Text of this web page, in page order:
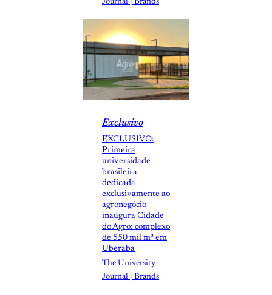
Journal | Brands
Exclusivo
EXCLUSIVO:
Primeira
universidade
brasileira
dedicada
exclusivamente ao
agronegócio
inaugura Cidade
do Agro: complexo
de 550 mil m² em
Uberaba
The University
Journal | Brands